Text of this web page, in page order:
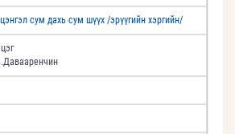
сум дахь сум шүүх /эрүүгийн хэргийн/